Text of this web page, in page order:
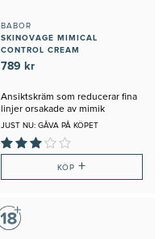
BABOR
SKINOVAGE MIMICAL
CONTROL CREAM
789 kr
Ansiktskräm som reducerar fina
linjer orsakade av mimik
JUST NU: GÅVA PÅ KÖPET
KÖP +